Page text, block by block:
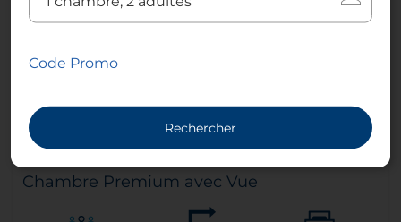
Chambre Premium avec Vue
Code Promo
Rechercher